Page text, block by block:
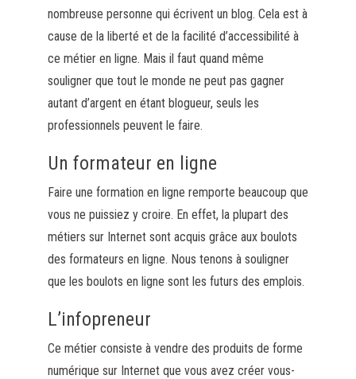
nombreuse personne qui écrivent un blog. Cela est à
cause de la liberté et de la facilité d’accessibilité à
ce métier en ligne. Mais il faut quand même
souligner que tout le monde ne peut pas gagner
autant d’argent en étant blogueur, seuls les
professionnels peuvent le faire.
Un formateur en ligne
Faire une formation en ligne remporte beaucoup que
vous ne puissiez y croire. En effet, la plupart des
métiers sur Internet sont acquis grâce aux boulots
des formateurs en ligne. Nous tenons à souligner
que les boulots en ligne sont les futurs des emplois.
L’infopreneur
Ce métier consiste à vendre des produits de forme
numérique sur Internet que vous avez créer vous-